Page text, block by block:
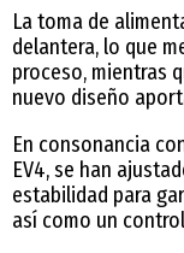
La toma de
delantera, lo que
proceso, mientras
nuevo diseño
En consonancia
EV4, se han
estabilidad para
así como un